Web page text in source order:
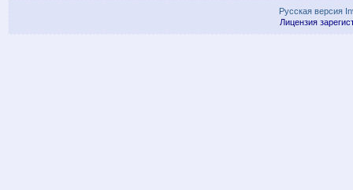
Русская версия
Лицензия